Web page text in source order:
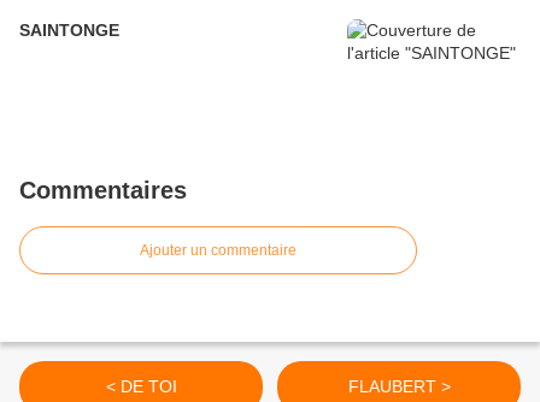
SAINTONGE
Commentaires
Ajouter un commentaire
< DE TOI FLAUBERT >